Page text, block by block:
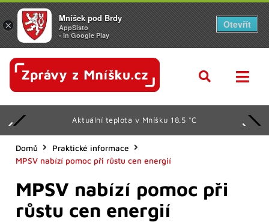
Aktuální teplota v Mníšku 18.5 °C
Domů
Praktické informace
MPSV nabízí pomoc při růstu cen energií
MPSV nabízí pomoc při
růstu cen energií
×
Mníšek pod Brdy
AppSisto
- In Google Play
Otevřít